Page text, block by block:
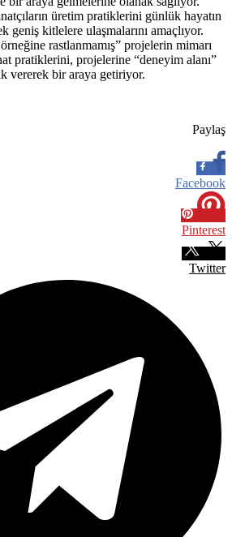
üretim pratiklerini günlük hayatın
geniş kitlelere ulaşmalarını amaçlıyor.
rastlanmamış” projelerin mimarı
pratiklerini, projelerine “deneyim alanı”
vererek bir araya getiriyor.
Paylaş
Facebook
Pinterest
Twitter